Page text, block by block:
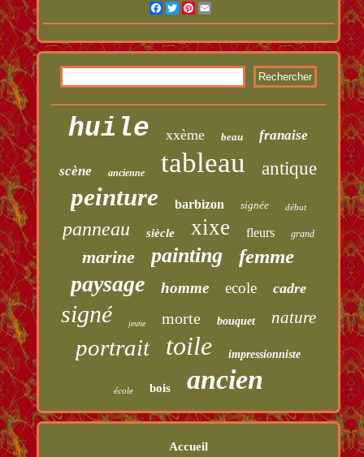
Facebook
TwitterPinterest
huile xxème beau franaise
scène ancienne tableau antique
peinture barbizon signée début
panneau siècle xixe fleurs grand
marine painting femme
paysage homme ecole cadre
signé jeune morte bouquet nature
portrait toile impressionniste
école bois ancien
Accueil